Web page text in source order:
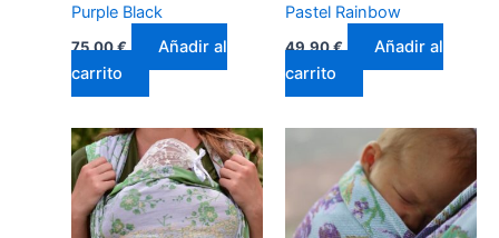
Purple Black
75,00€
Añadir al
carrito
Pastel Rainbow
49,90€
Añadir al
carrito